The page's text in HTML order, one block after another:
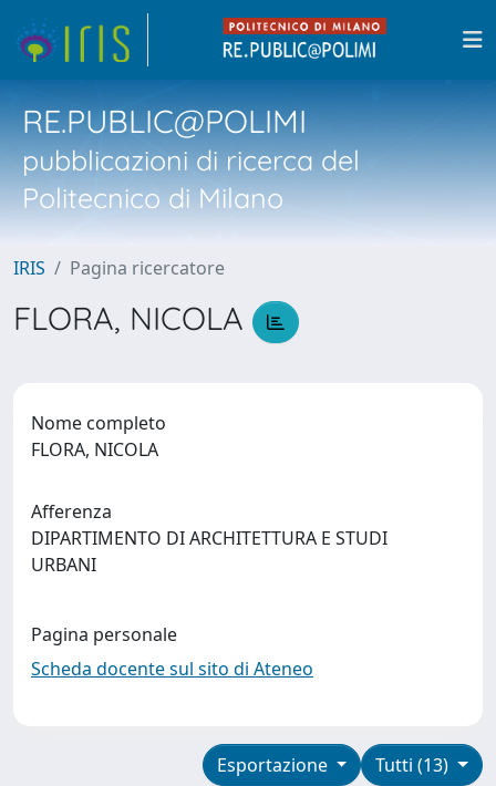
RE.PUBLIC@POLIMI
pubblicazioni di ricerca del
Politecnico di Milano
IRIS Pagina ricercatore
FLORA, NICOLA
Nome completo
FLORA, NICOLA
Afferenza
DIPARTIMENTO DI ARCHITETTURA E STUDI
URBANI
Pagina personale
Scheda docente sul sito di Ateneo
Tutti (13)
Esportazione